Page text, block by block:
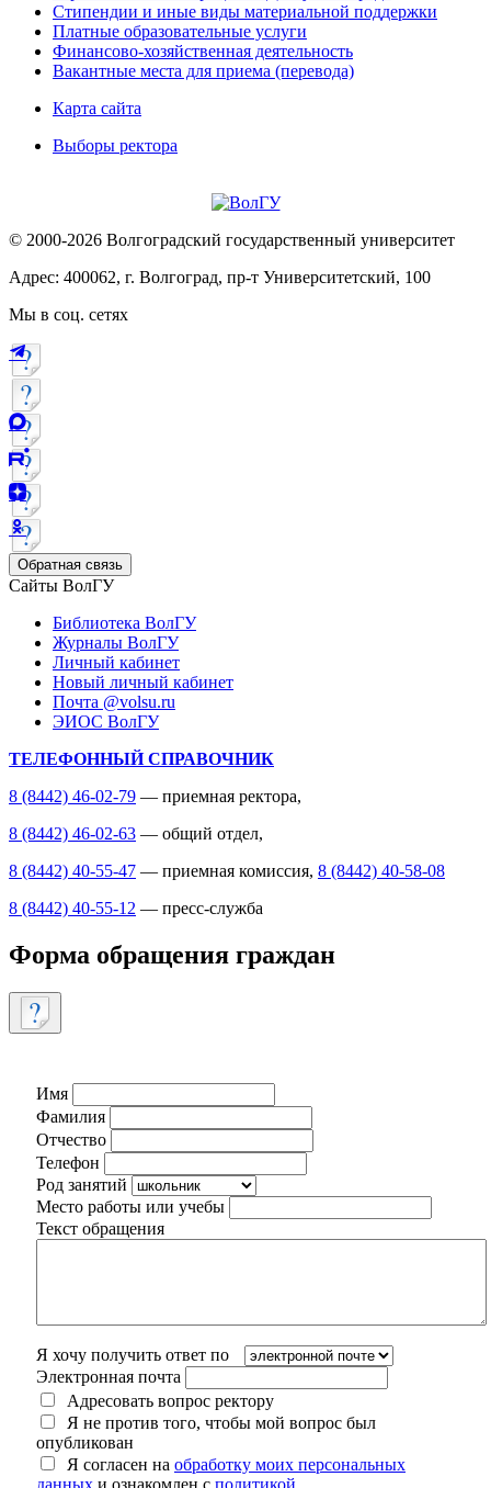
Стипендии и иные виды материальной поддержки
Платные образовательные услуги
Финансово-хозяйственная деятельность
Вакантные места для приема (перевода)
Карта сайта
Выборы ректора
© 2000-2026 Волгоградский государственный университет
Адрес: 400062, г. Волгоград, пр-т Университетский, 100
Мы в соц. сетях
Обратная связь
Сайты ВолГУ
Библиотека ВолГУ
Журналы ВолГУ
Личный кабинет
Новый личный кабинет
Почта @volsu.ru
ЭИОС ВолГУ
ТЕЛЕФОННЫЙ СПРАВОЧНИК
8 (8442) 46-02-79 — приемная ректора,
8 (8442) 46-02-63 — общий отдел,
8 (8442) 40-55-47 — приемная комиссия, 8 (8442) 40-58-08
8 (8442) 40-55-12 — пресс-служба
Форма обращения граждан
Имя
Фамилия
Отчество
Телефон
Род занятий
Место работы или учебы
Текст обращения
Я хочу получить ответ по
Электронная почта
Адресовать вопрос ректору
Я не против того, чтобы мой вопрос был
опубликован
Я согласен на обработку моих персональных